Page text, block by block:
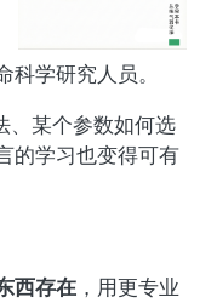
学研究人员。
、某个参数如何选
的学习也变得可有
西存在，用更专业